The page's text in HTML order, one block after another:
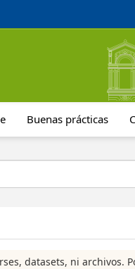
Buenas prácticas
datasets, ni archivos.